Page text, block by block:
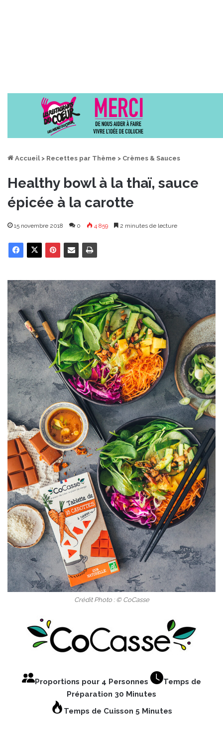
Accueil > Recettes par Thème > Crèmes & Sauces
Healthy bowl à la thaï, sauce
épicée à la carotte
15 novembre 2018 0 4 859 2 minutes de lecture
Crédit Photo : © CoCasse
Proportions pour 4 Personnes
Temps de
Préparation 30 Minutes
Temps de Cuisson 5 Minutes